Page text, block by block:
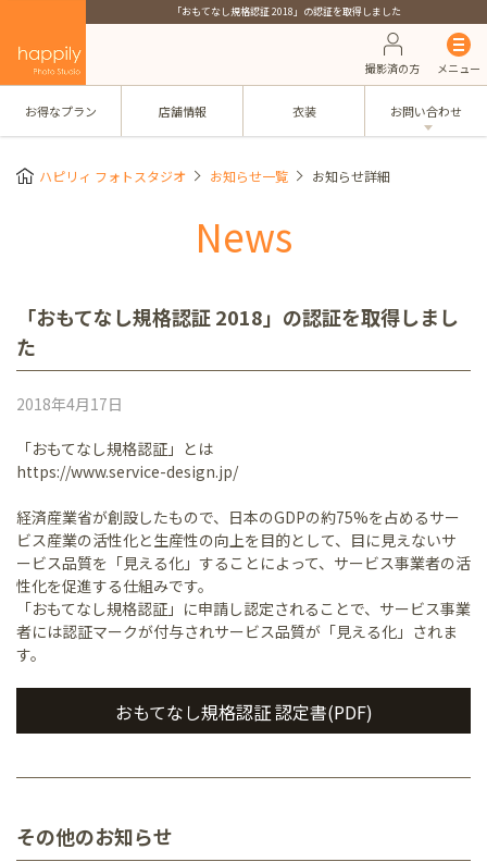
「おもてなし規格認証 2018」の認証を取得しました
撮影済の方 メニュー
お得なプラン 店舗情報 衣装 お問い合わせ
ハピリィ フォトスタジオ お知らせ一覧 お知らせ詳細
News
「おもてなし規格認証 2018」の認証を取得しまし
た
2018年4月17日
「おもてなし規格認証」とは
https://www.service-design.jp/
経済産業省が創設したもので、日本のGDPの約75%を占めるサー
ビス産業の活性化と生産性の向上を目的として、目に見えないサ
ービス品質を「見える化」することによって、サービス事業者の活
性化を促進する仕組みです。
「おもてなし規格認証」に申請し認定されることで、サービス事業
者には認証マークが付与されサービス品質が「見える化」されま
す。
おもてなし規格認証 認定書(PDF)
その他のお知らせ